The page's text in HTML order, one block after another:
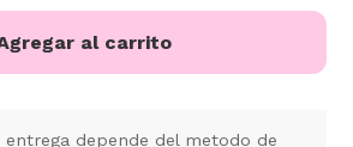
al carrito
entrega depende del metodo de